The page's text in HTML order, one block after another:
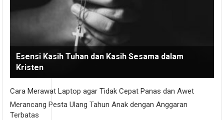
Esensi Kasih Tuhan dan Kasih Sesama dalam
Kristen
Cara Merawat Laptop agar Tidak Cepat Panas dan Awet
Merancang Pesta Ulang Tahun Anak dengan Anggaran
Terbatas